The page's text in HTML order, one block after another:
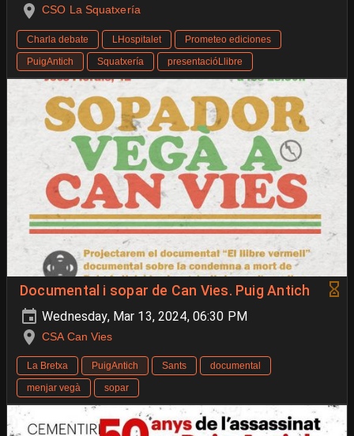
CSO La Squatxería
Charla debate LHospitalet
Prometeo ediciones
PuigAntich
Squatxería presentacióLlibre
Documental i sopar de Can Vies. Puig Antich
Wednesday, Mar 13, 2024, 06:30 PM
CSA Can Vies
La Bretxa PuigAntich Sants
documental
menjar vegà
sopar